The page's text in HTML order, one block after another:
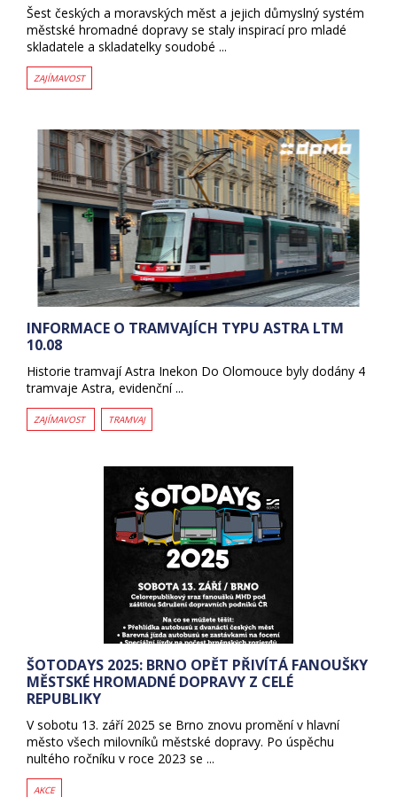
Šest českých a moravských měst a jejich důmyslný systém
městské hromadné dopravy se staly inspirací pro mladé
skladatele a skladatelky soudobé ...
ZAJÍMAVOST
INFORMACE O TRAMVAJÍCH TYPU ASTRA LTM
10.08
Historie tramvají Astra Inekon Do Olomouce byly dodány 4
tramvaje Astra, evidenční ...
ZAJÍMAVOST TRAMVAJ
ŠOTODAYS 2025: BRNO OPĚT PŘIVÍTÁ FANOUŠKY
MĚSTSKÉ HROMADNÉ DOPRAVY Z CELÉ
REPUBLIKY
V sobotu 13. září 2025 se Brno znovu promění v hlavní
město všech milovníků městské dopravy. Po úspěchu
nultého ročníku v roce 2023 se ...
AKCE